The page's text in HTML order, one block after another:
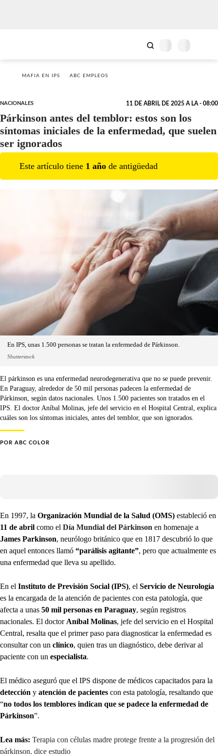
MAFIA EN IPS ABC EMPLEOS
NACIONALES 11 DE ABRIL DE 2025 A LA - 08:00
Párkinson antes del temblor: estos son los
síntomas iniciales de la enfermedad, que suelen
ser ignorados
Este artículo tiene 1 año de antigüedad
En IPS, unas 1.500 personas se tratan la enfermedad de Párkinson.
Shutterstock
El párkinson es una enfermedad neurodegenerativa que no se puede prevenir.
En Paraguay, alrededor de 50 mil personas padecen la enfermedad de
Párkinson, según datos nacionales. Unos 1.500 pacientes son tratados en el
IPS. El doctor Aníbal Molinas, jefe del servicio en el Hospital Central, explica
cuáles son los síntomas iniciales, antes del temblor, que son ignorados.
POR ABC COLOR
En 1997, la Organización Mundial de la Salud (OMS) estableció en
11 de abril como el Día Mundial del Párkinson en homenaje a
James Parkinson, neurólogo británico que en 1817 descubrió lo que
en aquel entonces llamó “parálisis agitante”, pero que actualmente es
una enfermedad que lleva su apellido.
En el Instituto de Previsión Social (IPS), el Servicio de Neurología
es la encargada de la atención de pacientes con esta patología, que
afecta a unas 50 mil personas en Paraguay, según registros
nacionales. El doctor Aníbal Molinas, jefe del servicio en el Hospital
Central, resalta que el primer paso para diagnosticar la enfermedad es
consultar con un clínico, quien tras un diagnóstico, debe derivar al
paciente con un especialista.
El médico aseguró que el IPS dispone de médicos capacitados para la
detección y atención de pacientes con esta patología, resaltando que
“no todos los temblores indican que se padece la enfermedad de
Párkinson”.
Lea más: Terapia con células madre protege frente a la progresión del
párkinson, dice estudio